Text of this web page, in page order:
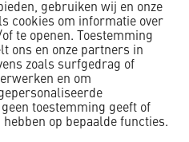
gebruiken wij en onze
cookies om informatie over
te openen. Toestemming
ons en onze partners in
zoals surfgedrag of
en om
toestemming geeft of
op bepaalde functies.
m2);
m2;
m2;
terrein dat fungeerde als